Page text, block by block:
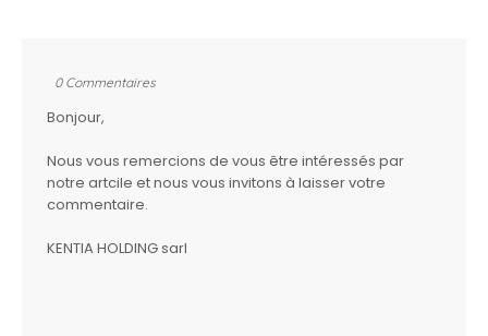
0 Commentaires
Bonjour,
Nous vous remercions de vous être intéressés par
notre artcile et nous vous invitons à laisser votre
commentaire.
KENTIA HOLDING sarl